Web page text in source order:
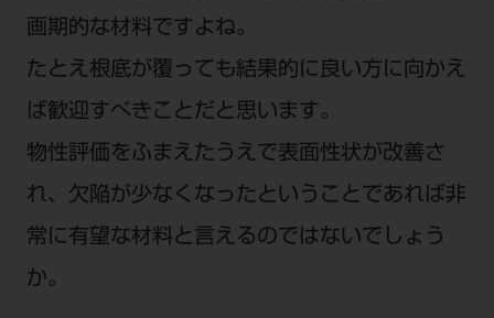
画期的な材料ですよね。
たとえ根底が覆っても結果的に良い方に向かえ
ば歓迎すべきことだと思います。
物性評価をふまえたうえで表面性状が改善さ
れ、欠陥が少なくなったということであれば非
常に有望な材料と言えるのではないでしょう
か。